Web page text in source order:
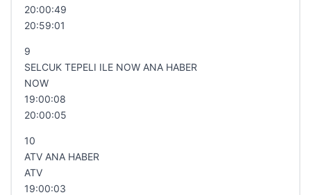
20:00:49
20:59:01
9
SELCUK TEPELI ILE NOW ANA HABER
NOW
19:00:08
20:00:05
10
ATV ANA HABER
ATV
19:00:03